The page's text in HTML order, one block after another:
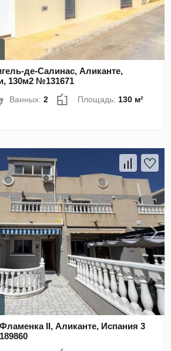
де-Салинас, Аликанте,
130м2 №131671
Ванных:2 Площадь: 130 м²
II, Аликанте, Испания 3